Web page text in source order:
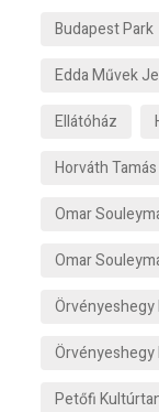
Budapest Park
Edda Művek
Ellátóház
Horváth
Omar
Omar
Örvényeshegy
Petőfi